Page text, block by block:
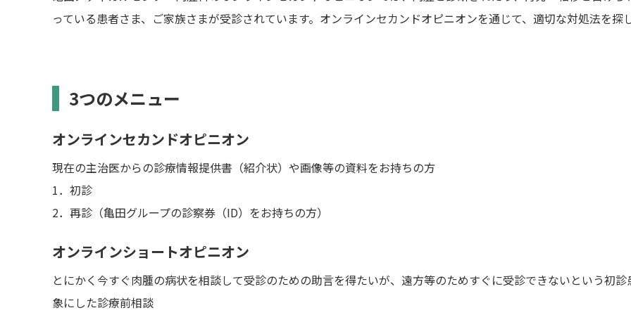
っている患者さま、ご家族さまが受診されています。オンラインセカンドオピニオンを通じて、適切な対処法を探し
3つのメニュー
オンラインセカンドオピニオン
現在の主治医からの診療情報提供書（紹介状）や画像等の資料をお持ちの方
1．初診
2．再診（亀田グループの診察券（ID）をお持ちの方）
オンラインショートオピニオン
とにかく今すぐ肉腫の病状を相談して受診のための助言を得たいが、遠方等のためすぐに受診できないという初診
象にした診療前相談